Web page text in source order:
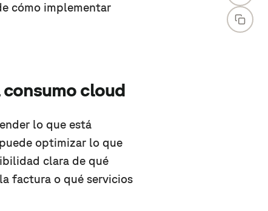
cómo implementar
cloud
lo que está
optimizar lo que
clara de qué
factura o qué servicios